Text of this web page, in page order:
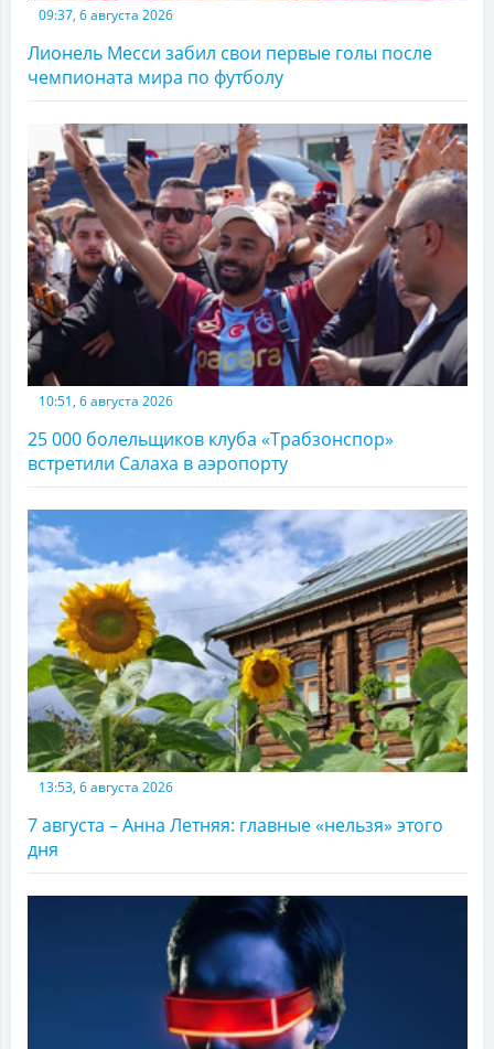
09:37, 6 августа 2026
Лионель Месси забил свои первые голы после
чемпионата мира по футболу
10:51, 6 августа 2026
25 000 болельщиков клуба «Трабзонспор»
встретили Салаха в аэропорту
13:53, 6 августа 2026
7 августа – Анна Летняя: главные «нельзя» этого
дня